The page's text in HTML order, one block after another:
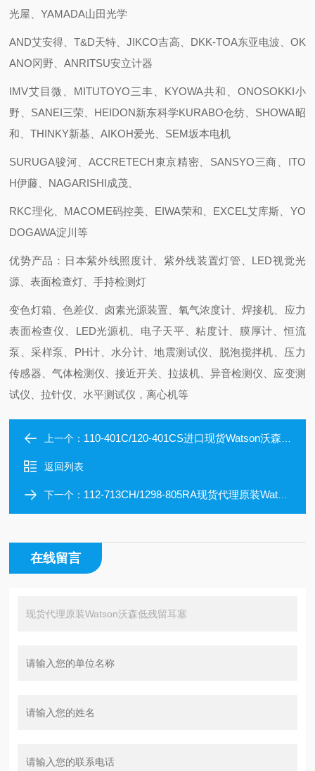
光屋、YAMADA山田光学
AND艾安得、T&D天特、JIKCO吉高、DKK-TOA东亚电波、OK
ANO冈野、ANRITSU安立计器
IMV艾目微、MITUTOYO三丰、KYOWA共和、ONOSOKKI小
野、SANEI三荣、HEIDON新东科学KURABO仓纺、SHOWA昭
和、THINKY新基、AIKOH爱光、SEM坂本电机
SURUGA骏河、ACCRETECH東京精密、SANSYO三商、ITO
H伊藤、NAGARISHI成茂、
RKC理化、MACOME码控美、EIWA荣和、EXCEL艾库斯、YO
DOGAWA淀川等
优势产品：日本紫外线照度计、紫外线装置灯管、LED视觉光
源、表面检查灯、手持检测灯
变色灯箱、色差仪、卤素光源装置、氧气浓度计、焊接机、应力
表面检查仪、LED光源机、电子天平、粘度计、膜厚计、恒流
泵、采样泵、PH计、水分计、地震测试仪、脱泡搅拌机、压力
传感器、气体检测仪、接近开关、拉拔机、异音检测仪、应变测
试仪、拉针仪、水平测试仪，离心机等
上一个： 110-401C/120-401CS进口现货Watson沃森5毫升/10毫升微量吸嘴
返回列表
下一个： 112-713CH/1298-805RA现货代理原装Watson沃森硅化芯片
在线留言